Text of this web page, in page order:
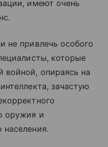
имеют очень
не привлечь особого
которые
войной, опираясь на
зачастую
оружия и
населения.